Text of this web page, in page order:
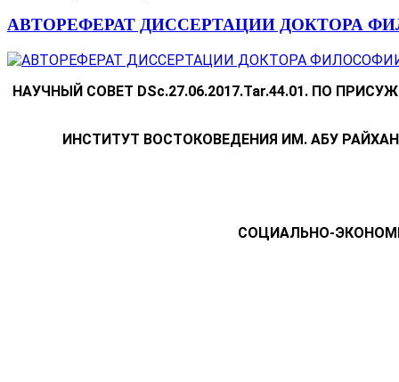
АВТОРЕФЕРАТ ДИССЕРТАЦИИ ДОКТОРА
НАУЧНЫЙ СОВЕТ DSc.27.06.201 7.Tar.44.01. ПО
ИНСТИТУТ ВОСТОКОВЕДЕНИЯ ИМ. АБУ
СОЦИАЛЬНО-